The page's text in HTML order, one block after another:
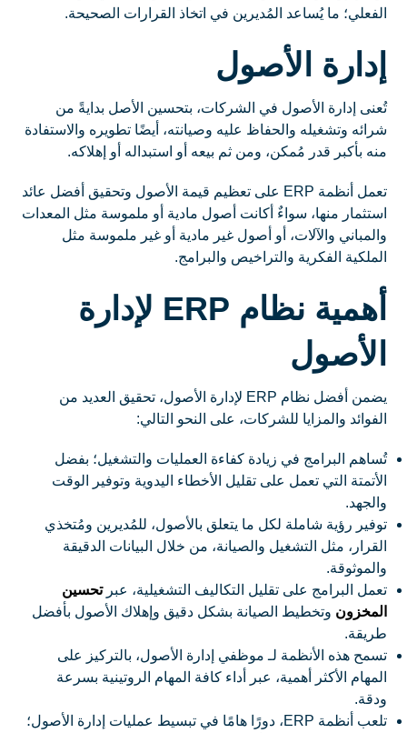
الفعلي؛ ما يُساعد المُديرين في اتخاذ القرارات الصحيحة.
إدارة الأصول
تُعنى إدارة الأصول في الشركات، بتحسين الأصل بدايةً من
شرائه وتشغيله والحفاظ عليه وصيانته، أيضًا تطويره والاستفادة
منه بأكبر قدر مُمكن، ومن ثم بيعه أو استبداله أو إهلاكه.
تعمل أنظمة ERP على تعظيم قيمة الأصول وتحقيق أفضل عائد
استثمار منها، سواءٌ أكانت أصول مادية أو ملموسة مثل المعدات
والمباني والآلات، أو أصول غير مادية أو غير ملموسة مثل
الملكية الفكرية والتراخيص والبرامج.
أهمية نظام ERP لإدارة
الأصول
يضمن أفضل نظام ERP لإدارة الأصول، تحقيق العديد من
الفوائد والمزايا للشركات، على النحو التالي:
تُساهم البرامج في زيادة كفاءة العمليات والتشغيل؛ بفضل
الأتمتة التي تعمل على تقليل الأخطاء اليدوية وتوفير الوقت
والجهد.
توفير رؤية شاملة لكل ما يتعلق بالأصول، للمُديرين ومُتخذي
القرار، مثل التشغيل والصيانة، من خلال البيانات الدقيقة
والموثوقة.
تعمل البرامج على تقليل التكاليف التشغيلية، عبرتحسين
المخزون وتخطيط الصيانة بشكل دقيق وإهلاك الأصول بأفضل
طريقة.
تسمح هذه الأنظمة لـ موظفي إدارة الأصول، بالتركيز على
المهام الأكثر أهمية، عبر أداء كافة المهام الروتينية بسرعة
ودقة.
تلعب أنظمة ERP، دورًا هامًا في تبسيط عمليات إدارة الأصول؛